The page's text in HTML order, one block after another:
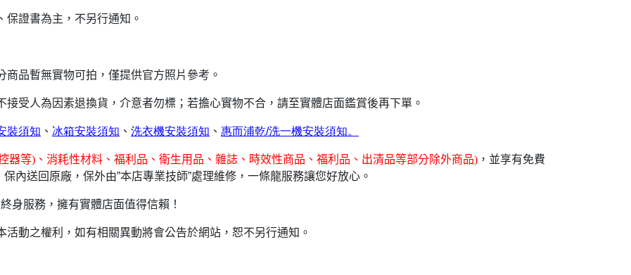
證書為主，不另行通知。
品暫無實物可拍，僅提供官方照片參考。
受人為因素退換貨，介意者勿標；若擔心實物不合，請至實體店面鑑賞後再下單。
裝須知 、 冰箱安裝須知 、 洗衣機安裝須知 、 惠而浦乾/洗一機安裝須知。
器等)、消耗性材料、福利品、衛生用品、雜誌、時效性商品、福利品、出清品等部分除外商品) ，並享有免費
內送回原廠，保外由”本店專業技師”處理維修，一條龍服務讓您好放心。
身服務，擁有實體店面值得信賴！
動之權利，如有相關異動將會公告於網站，恕不另行通知。